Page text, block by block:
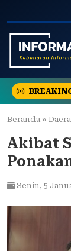
to
content
Polisi tidak
Beranda »
Akibat
Senin, 5